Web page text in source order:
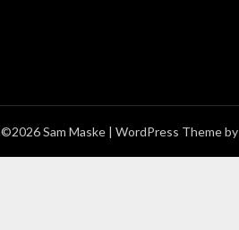
©2026 Sam Maske | WordPress Theme by